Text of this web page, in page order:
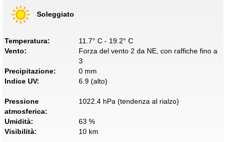
Soleggiato
Temperatura:
11.7° C - 19.2° C
Vento:
Forza del vento 2 da NE, con raffiche fino a
3
Precipitazione:
0 mm
Indice UV:
6.9 (alto)
Pressione
atmosferica:
1022.4 hPa (tendenza al rialzo)
Umidità:
63 %
Visibilità:
10 km